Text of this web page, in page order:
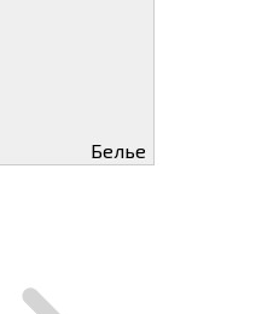
Белье